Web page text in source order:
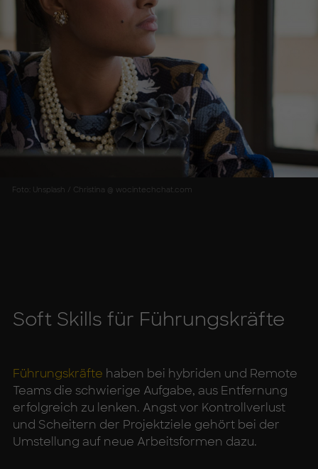
Foto: Unsplash / Christina @ wocintechchat.com
Soft Skills für Füh­rungs­kräf­te
Führungskräfte haben bei hybriden und Remote
Teams die schwierige Aufgabe, aus Entfernung
erfolgreich zu lenken. Angst vor Kontrollverlust
und Scheitern der Projektziele gehört bei der
Umstellung auf neue Arbeitsformen dazu.